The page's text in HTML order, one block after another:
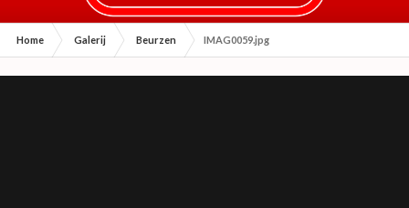
Home Galerij Beurzen IMAG0059.jpg